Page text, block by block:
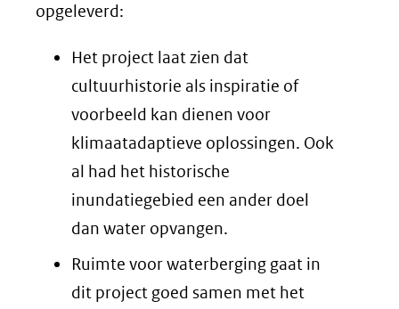
opgeleverd:
Het project laat zien dat
cultuurhistorie als inspiratie of
voorbeeld kan dienen voor
klimaatadaptieve oplossingen. Ook
al had het historische
inundatiegebied een ander doel
dan water opvangen.
Ruimte voor waterberging gaat in
dit project goed samen met het